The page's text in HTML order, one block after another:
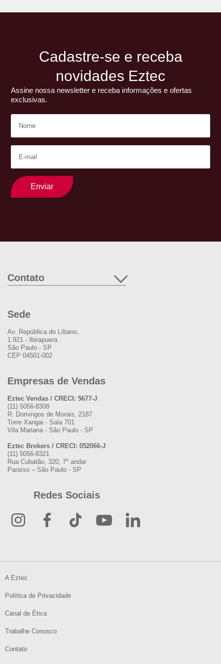
Cadastre-se e receba
novidades Eztec
Assine nossa newsletter e receba informações e ofertas
exclusivas.
Enviar
Contato
Sede
Av. República do Líbano,
1.921 - Ibirapuera
São Paulo - SP
CEP 04501-002
Empresas de Vendas
Eztec Vendas / CRECI: 5677-J
(11) 5056-8308
R. Domingos de Morais, 2187
Torre Xangai - Sala 701
Vila Mariana - São Paulo - SP
Eztec Brokers / CRECI: 052066-J
(11) 5056-8321
Rua Cubatão, 320, 7º andar
Paraíso – São Paulo - SP
Redes Sociais
A Eztec
Política de Privacidade
Canal de Ética
Trabalhe Conosco
Contato